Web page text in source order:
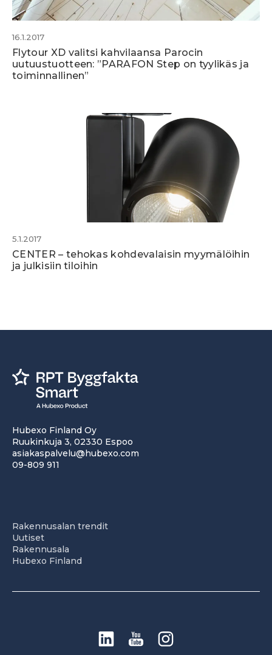
16.1.2017
Flytour XD valitsi kahvilaansa Parocin
uutuustuotteen: ”PARAFON Step on tyylikäs ja
toiminnallinen”
5.1.2017
CENTER – tehokas kohdevalaisin myymälöihin
ja julkisiin tiloihin
Hubexo Finland Oy
Ruukinkuja 3, 02330 Espoo
asiakaspalvelu@hubexo.com
09-809 911
Rakennusalan trendit
Uutiset
Rakennusala
Hubexo Finland